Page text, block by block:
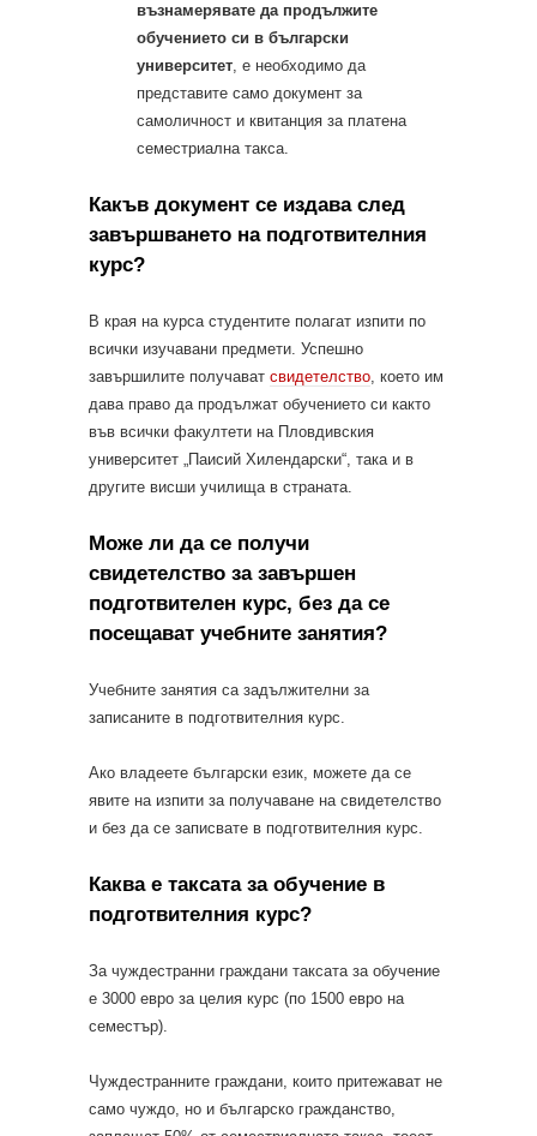
възнамерявате да продължите
обучението си в български
университет, е необходимо да
представите само документ за
самоличност и квитанция за платена
семестриална такса.
Какъв документ се издава след
завършването на подготвителния
курс?
В края на курса студентите полагат изпити по
всички изучавани предмети. Успешно
завършилите получават свидетелство, което им
дава право да продължат обучението си както
във всички факултети на Пловдивския
университет „Паисий Хилендарски“, така и в
другите висши училища в страната.
Може ли да се получи
свидетелство за завършен
подготвителен курс, без да се
посещават учебните занятия?
Учебните занятия са задължителни за
записаните в подготвителния курс.
Ако владеете български език, можете да се
явите на изпити за получаване на свидетелство
и без да се записвате в подготвителния курс.
Каква е таксата за обучение в
подготвителния курс?
За чуждестранни граждани таксата за обучение
е 3000 евро за целия курс (по 1500 евро на
семестър).
Чуждестранните граждани, които притежават не
само чуждо, но и българско гражданство,